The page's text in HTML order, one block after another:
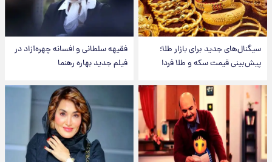
سیگنال‌های جدید برای بازار طلا؛
پیش‌بینی قیمت سکه و طلا فردا
فقیهه سلطانی و افسانه چهره‌آزاد در
فیلم جدید بهاره رهنما